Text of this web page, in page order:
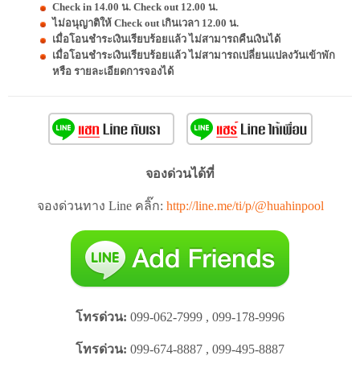
Check in 14.00 น. Check out 12.00 น.
ไม่อนุญาติให้ Check out เกินเวลา 12.00 น.
เมื่อโอนชำระเงินเรียบร้อยแล้ว ไม่สามารถคืนเงินได้
เมื่อโอนชำระเงินเรียบร้อยแล้ว ไม่สามารถเปลี่ยนแปลงวันเข้าพัก
หรือ รายละเอียดการจองได้
จองด่วนได้ที่
จองด่วนทาง Line คลิ๊ก: http://line.me/ti/p/@huahinpool
โทรด่วน: 099-062-7999 , 099-178-9996
โทรด่วน: 099-674-8887 , 099-495-8887